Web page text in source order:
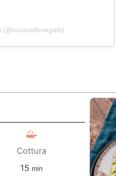
(@cucinalibriegatti)
Cottura
15 m
min